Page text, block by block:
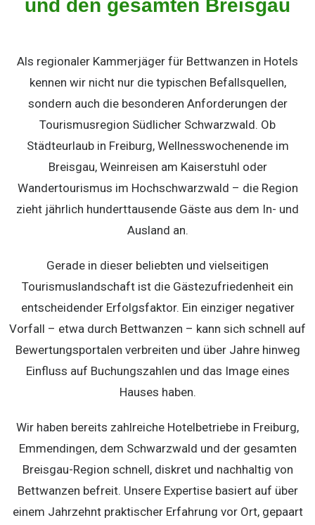
und den gesamten Breisgau
Als regionaler Kammerjäger für Bettwanzen in Hotels
kennen wir nicht nur die typischen Befallsquellen,
sondern auch die besonderen Anforderungen der
Tourismusregion Südlicher Schwarzwald. Ob
Städteurlaub in Freiburg, Wellnesswochenende im
Breisgau, Weinreisen am Kaiserstuhl oder
Wandertourismus im Hochschwarzwald – die Region
zieht jährlich hunderttausende Gäste aus dem In- und
Ausland an.
Gerade in dieser beliebten und vielseitigen
Tourismuslandschaft ist die Gästezufriedenheit ein
entscheidender Erfolgsfaktor. Ein einziger negativer
Vorfall – etwa durch Bettwanzen – kann sich schnell auf
Bewertungsportalen verbreiten und über Jahre hinweg
Einfluss auf Buchungszahlen und das Image eines
Hauses haben.
Wir haben bereits zahlreiche Hotelbetriebe in Freiburg,
Emmendingen, dem Schwarzwald und der gesamten
Breisgau-Region schnell, diskret und nachhaltig von
Bettwanzen befreit. Unsere Expertise basiert auf über
einem Jahrzehnt praktischer Erfahrung vor Ort, gepaart